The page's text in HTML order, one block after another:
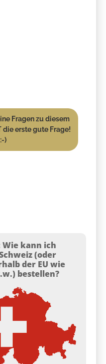
Fragen zu diesem
die erste gute Frage!
:-)
Wie kann ich
(oder
der EU wie
bestellen?